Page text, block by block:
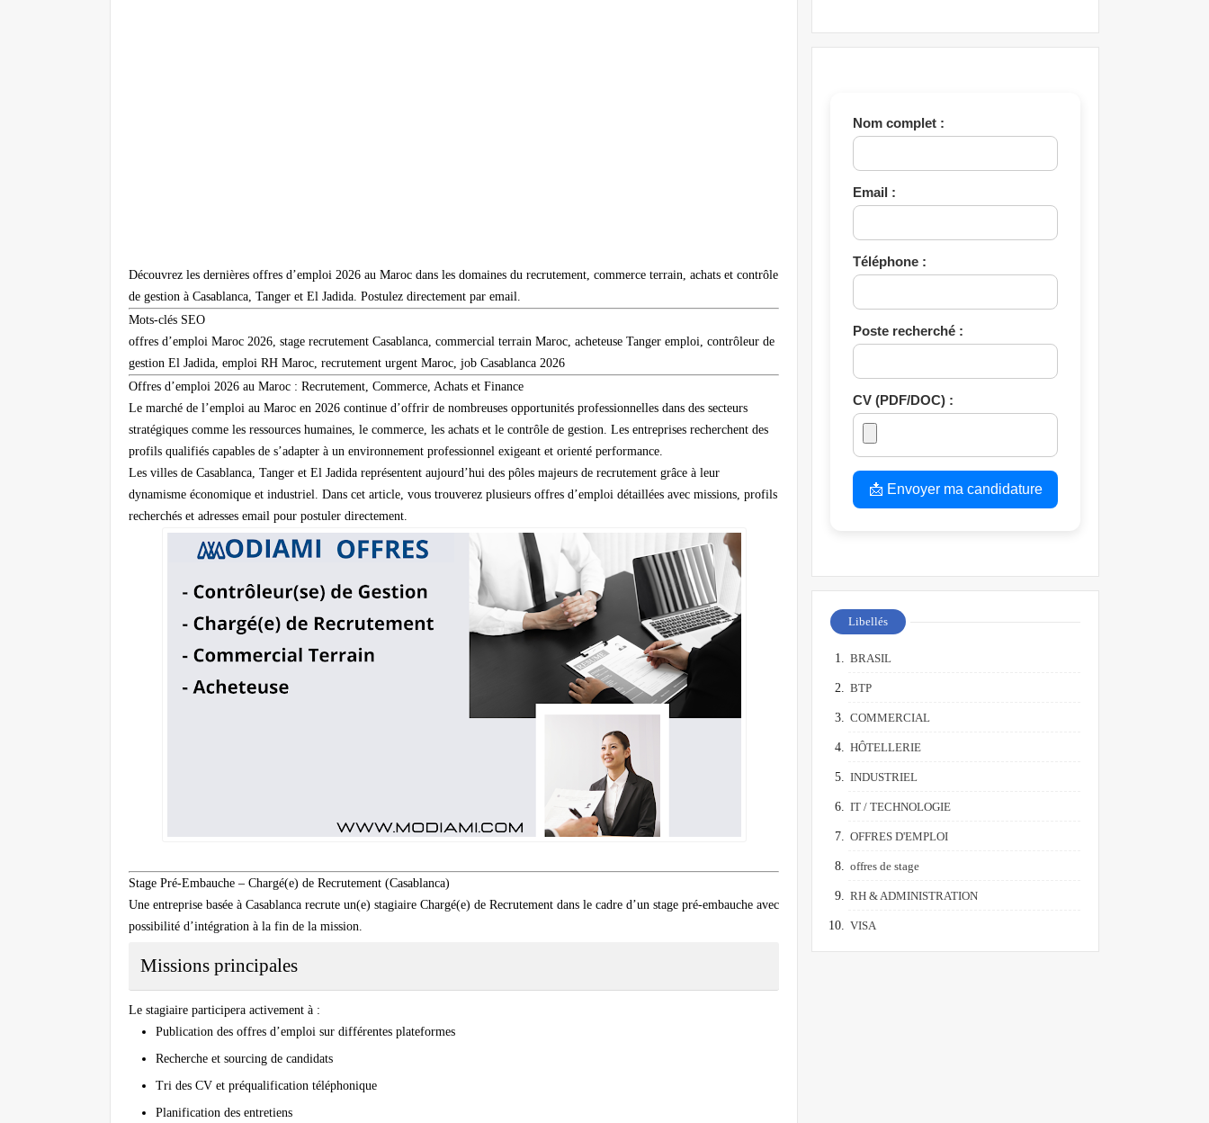
Découvrez les dernières offres d’emploi 2026 au Maroc dans les domaines du recrutement, commerce terrain, achats et contrôle
de gestion à Casablanca, Tanger et El Jadida. Postulez directement par email.
Mots-clés SEO
offres d’emploi Maroc 2026, stage recrutement Casablanca, commercial terrain Maroc, acheteuse Tanger emploi, contrôleur de
gestion El Jadida, emploi RH Maroc, recrutement urgent Maroc, job Casablanca 2026
Offres d’emploi 2026 au Maroc : Recrutement, Commerce, Achats et Finance
Le marché de l’emploi au Maroc en 2026 continue d’offrir de nombreuses opportunités professionnelles dans des secteurs
stratégiques comme les ressources humaines, le commerce, les achats et le contrôle de gestion. Les entreprises recherchent des
profils qualifiés capables de s’adapter à un environnement professionnel exigeant et orienté performance.
Les villes de Casablanca, Tanger et El Jadida représentent aujourd’hui des pôles majeurs de recrutement grâce à leur
dynamisme économique et industriel. Dans cet article, vous trouverez plusieurs offres d’emploi détaillées avec missions, profils
recherchés et adresses email pour postuler directement.
Stage Pré-Embauche – Chargé(e) de Recrutement (Casablanca)
Une entreprise basée à Casablanca recrute un(e) stagiaire Chargé(e) de Recrutement dans le cadre d’un stage pré-embauche avec
possibilité d’intégration à la fin de la mission.
Missions principales
Le stagiaire participera activement à :
Publication des offres d’emploi sur différentes plateformes
Recherche et sourcing de candidats
Tri des CV et préqualification téléphonique
Planification des entretiens
Nom complet :
Email :
Téléphone :
Poste recherché :
CV (PDF/DOC) :
📩 Envoyer ma candidature
Libellés
BRASIL
BTP
COMMERCIAL
HÔTELLERIE
INDUSTRIEL
IT / TECHNOLOGIE
OFFRES D'EMPLOI
offres de stage
RH & ADMINISTRATION
VISA